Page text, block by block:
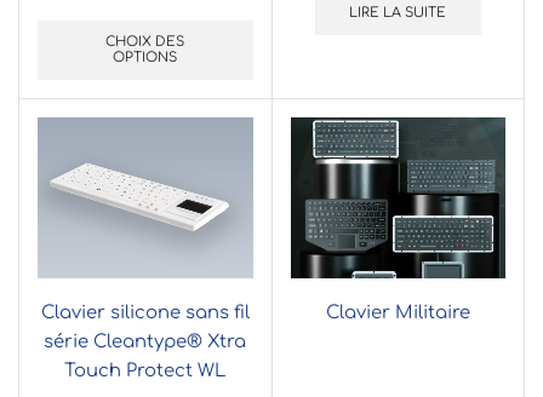
CHOIX DES
OPTIONS
LIRE LA SUITE
Clavier silicone sans fil
série Cleantype® Xtra
Touch Protect WL
Clavier Militaire